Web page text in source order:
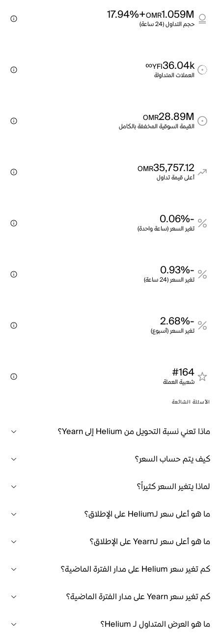
1.059M
OMR
+17.94%
حجم التداول (24 ساعة)
36.04k
YFI
∞
العملات المتداولة
28.89M
OMR
القيمة السوقية المخففة بالكامل
35,757.12
OMR
أعلى قيمة تداول
-0.06%
تغير السعر (ساعة واحدة)
-0.93%
تغير السعر (24 ساعة)
-2.68%
تغير السعر (أسبوع)
#164
شعبية العملة
الأسئلة الشائعة
ماذا تعني نسبة التحويل من Helium إلى Yearn؟
كيف يتم حساب السعر؟
لماذا يتغير السعر كثيراً؟
ما هو أعلى سعر لـHelium على الإطلاق؟
ما هو أعلى سعر لـYearn على الإطلاق؟
كم تغير سعر Helium على مدار الفترة الماضية؟
كم تغير سعر Yearn على مدار الفترة الماضية؟
ما هو العرض المتداول لـ Helium؟